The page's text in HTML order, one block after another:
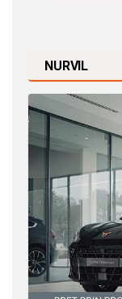
NURVIL